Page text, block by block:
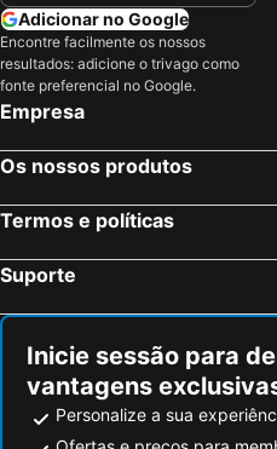
Adicionar no Google
Encontre facilmente os nossos
resultados: adicione o trivago como
fonte preferencial no Google.
Empresa
Os nossos produtos
Termos e políticas
Suporte
Inicie sessão para
vantagens
Personalize a sua